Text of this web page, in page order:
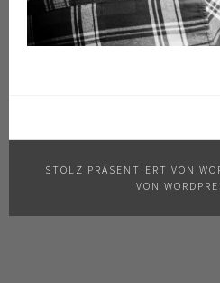
STOLZ PRÄSENTIERT VON
VON